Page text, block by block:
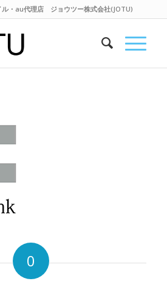
ル・au代理店 ジョウツー株式会社(JOTU)
0